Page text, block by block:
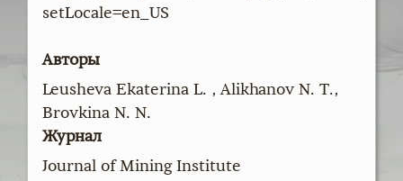
setLocale=en_US
Авторы
Leusheva Ekaterina L. , Alikhanov N. T.,
Brovkina N. N.
Журнал
Journal of Mining Institute